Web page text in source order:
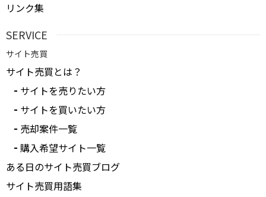
リンク集
SERVICE
サイト売買
サイト売買とは？
サイトを売りたい方
サイトを買いたい方
売却案件一覧
購入希望サイト一覧
ある日のサイト売買ブログ
サイト売買用語集